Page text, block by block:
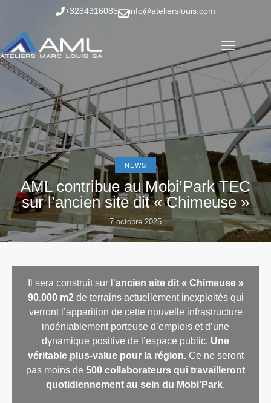
+3284316085 info@atelierslouis.com
NEWS
AML contribue au Mobi’Park TEC
sur l’ancien site dit « Chimeuse »
7 octobre 2025
Il sera construit sur l’ancien site dit « Chimeuse »
90.000 m2 de terrains actuellement inexploités qui
verront l’apparition de cette nouvelle infrastructure
indéniablement porteuse d’emplois et d’une
dynamique positive de l’espace public. Une
véritable plus-value pour la région. Ce ne seront
pas moins de 500 collaborateurs qui travailleront
quotidiennement au sein du Mobi’Park.